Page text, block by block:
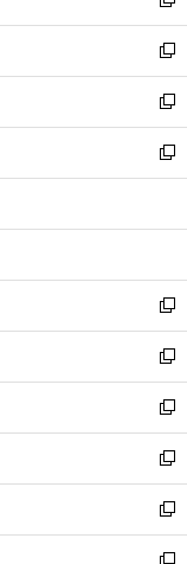
開
く
ウ
で
開
く
ウ
ィ
ン
ド
ウ
で
開
新
し
い
ウ
ィ
ン
ド
ウ
開
新
し
い
ウ
ィ
ン
ウ
開
く
新
し
い
ウ
ン
ウ
で
開
く
新
し
ウ
ン
ド
ウ
で
開
く
新
し
い
ウ
ィ
ン
ド
ウ
で
開
く
新
し
い
ウ
ィ
ン
ド
ウ
新
し
い
ウ
ィ
ン
新
し
い
ウ
新
し